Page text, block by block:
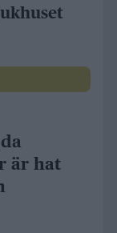
är hat